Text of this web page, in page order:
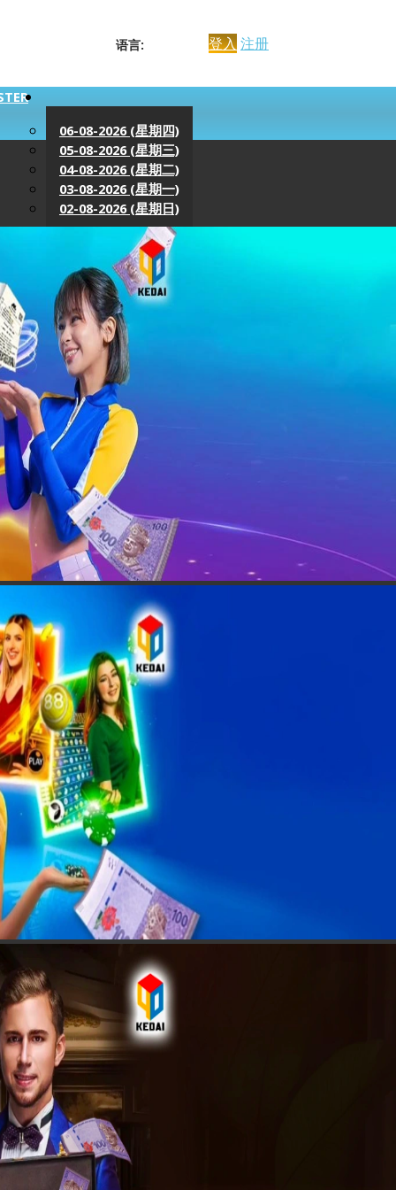
语言: 登入注册
06-08-2026 (星期四)
05-08-2026 (星期三)
04-08-2026 (星期二)
03-08-2026 (星期一)
02-08-2026 (星期日)